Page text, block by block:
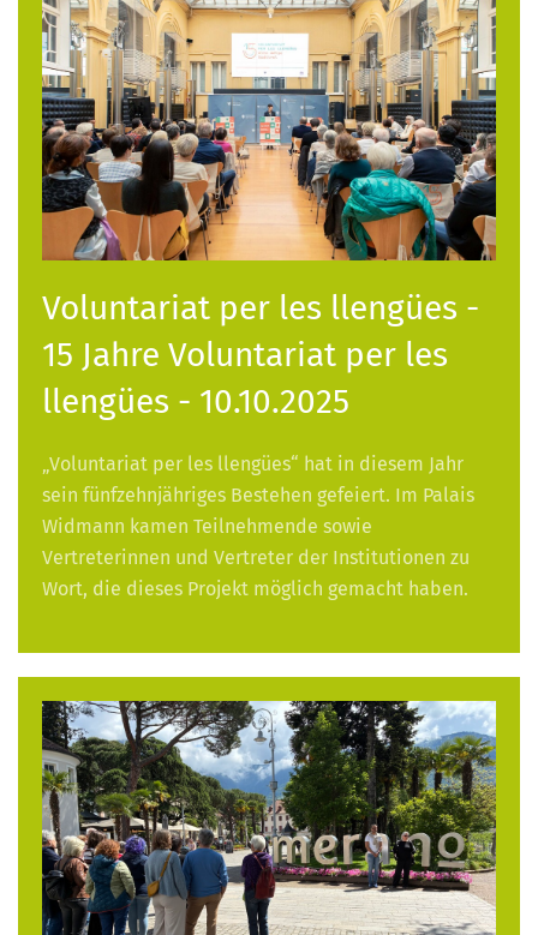
Voluntariat per les llengües -
15 Jahre Voluntariat per les
llengües - 10.10.2025
„Voluntariat per les llengües“ hat in diesem Jahr
sein fünfzehnjähriges Bestehen gefeiert. Im Palais
Widmann kamen Teilnehmende sowie
Vertreterinnen und Vertreter der Institutionen zu
Wort, die dieses Projekt möglich gemacht haben.